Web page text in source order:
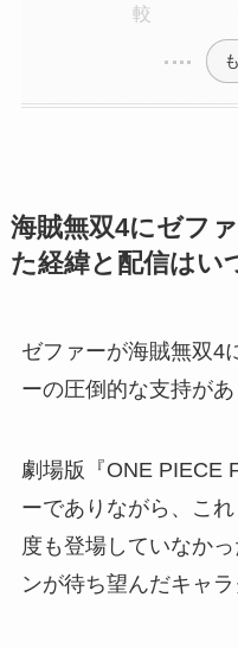
較
海賊無双4にゼフ
た経緯と配信はい
ゼファーが海賊無双4
ーの圧倒的な支持があ
劇場版『ONE PIECE
ーでありながら、こ
度も登場していなか
ンが待ち望んだキャラ